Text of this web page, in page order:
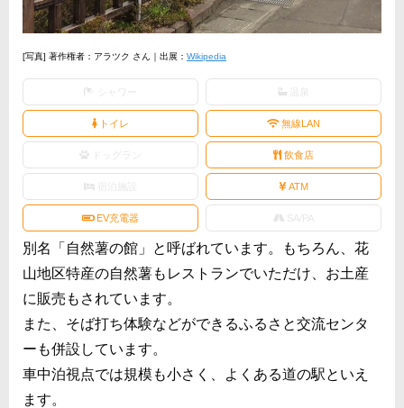
[写真] 著作権者：アラツク さん｜出展： Wikipedia
トイレ 無線LAN
ドッグラン 飲食店
宿泊施設 ATM
EV充電器 SA/PA
別名「自然薯の館」と呼ばれています。もちろん、花
山地区特産の自然薯もレストランでいただけ、お土産
に販売もされています。
また、そば打ち体験などができるふるさと交流センタ
ーも併設しています。
車中泊視点では規模も小さく、よくある道の駅といえ
ます。